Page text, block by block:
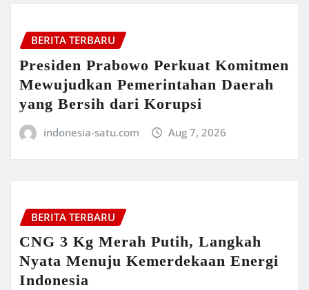
BERITA TERBARU
Presiden Prabowo Perkuat Komitmen
Mewujudkan Pemerintahan Daerah
yang Bersih dari Korupsi
indonesia-satu.com Aug 7, 2026
BERITA TERBARU
CNG 3 Kg Merah Putih, Langkah
Nyata Menuju Kemerdekaan Energi
Indonesia